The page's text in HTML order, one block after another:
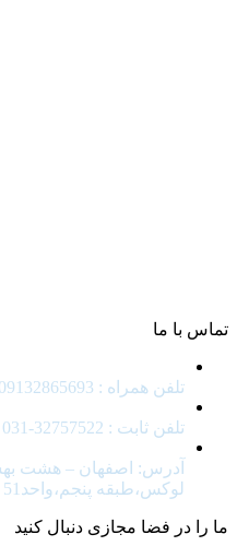
تماس با ما
تلفن همراه : 09132865693
تلفن ثابت : 32757522-031 / 031-32663612
آدرس: اصفهان – هشت
لوکس،طبقه پنجم،واحد51
ما را در فضا مجازی دنبال کنید